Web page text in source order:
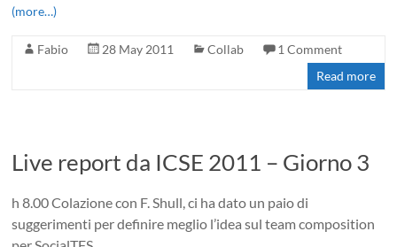
(more…)
Fabio 28 May 2011 Collab
1 Comment
Read more
Live report da ICSE 2011 – Giorno 3
h 8.00 Colazione con F. Shull, ci ha dato un paio di
suggerimenti per definire meglio l’idea sul team composition